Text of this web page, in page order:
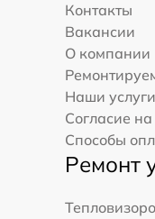
Контакты
Вакансии
О компании
Наши услуги
Согласие
Способы
Ремонт